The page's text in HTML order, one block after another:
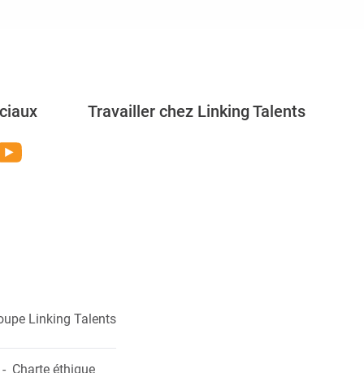
Travailler chez Linking Talents
Linking Talents
Charte éthique